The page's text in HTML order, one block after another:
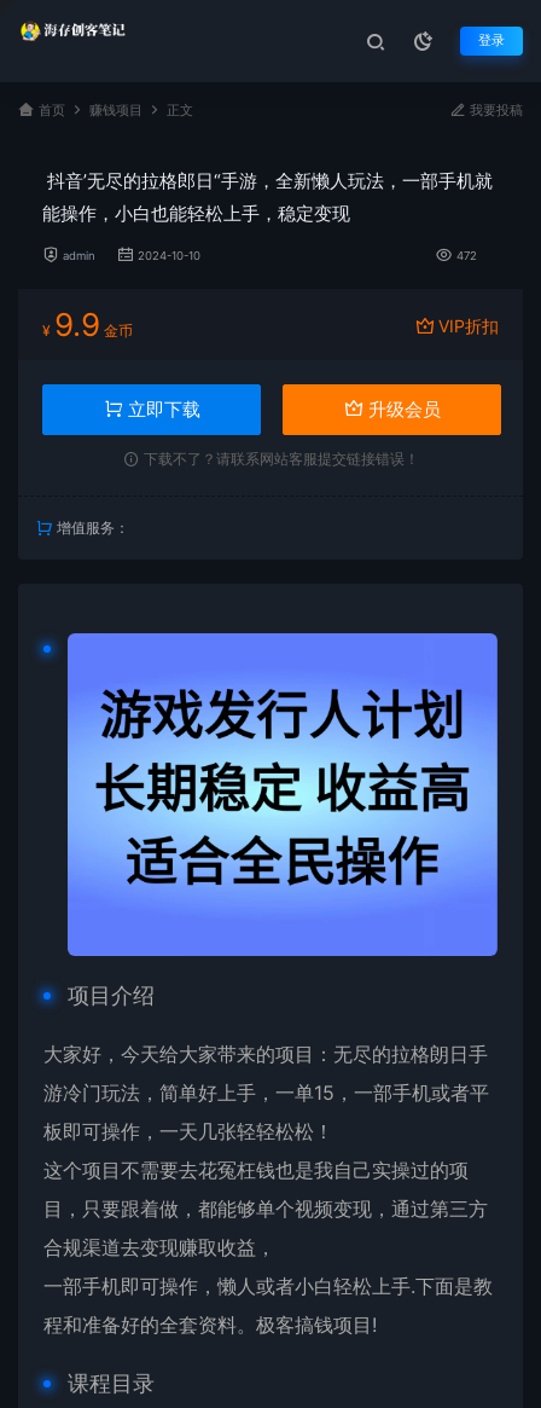
登录
首页 赚钱项目 正文 我要投稿
抖音’无尽的拉格郎日“手游，全新懒人玩法，一部手机就
能操作，小白也能轻松上手，稳定变现
admin 2024-10-10 472
¥ 9.9 金币 VIP折扣
立即下载 升级会员
下载不了？请联系网站客服提交链接错误！
增值服务：
项目介绍
大家好，今天给大家带来的项目：无尽的拉格朗日手
游冷门玩法，简单好上手，一单15，一部手机或者平
板即可操作，一天几张轻轻松松！
这个项目不需要去花冤枉钱也是我自己实操过的项
目，只要跟着做，都能够单个视频变现，通过第三方
合规渠道去变现赚取收益，
一部手机即可操作，懒人或者小白轻松上手.下面是教
程和准备好的全套资料。极客搞钱项目!
课程目录